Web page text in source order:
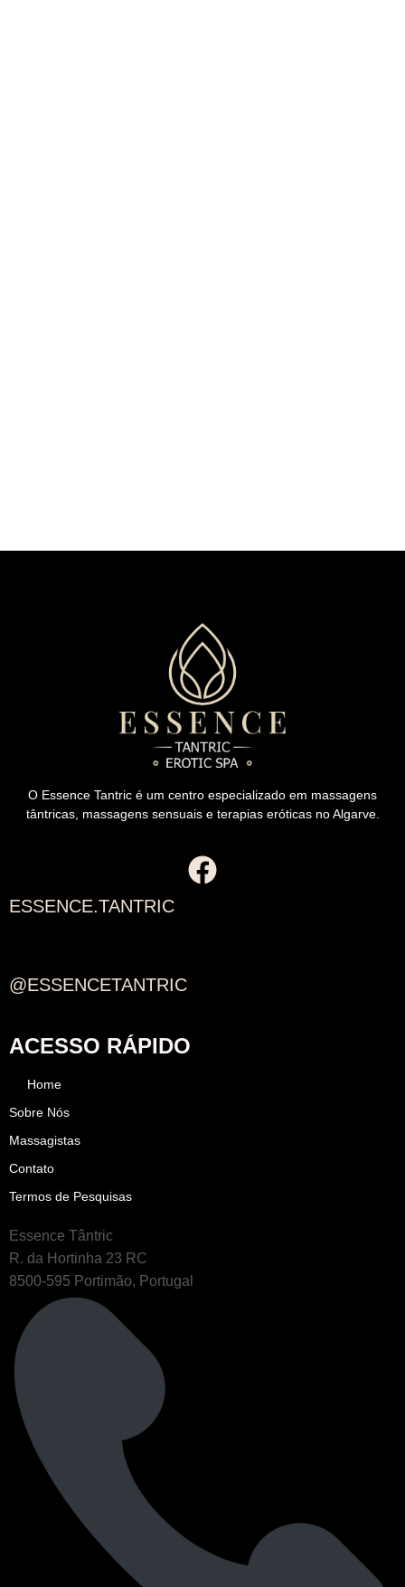
O Essence Tantric é um centro especializado em massagens
tântricas, massagens sensuais e terapias eróticas no Algarve.
ESSENCE.TANTRIC
@ESSENCETANTRIC
ACESSO RÁPIDO
Home
Sobre Nós
Massagistas
Contato
Termos de Pesquisas
Essence Tântric
R. da Hortinha 23 RC
8500-595 Portimão, Portugal